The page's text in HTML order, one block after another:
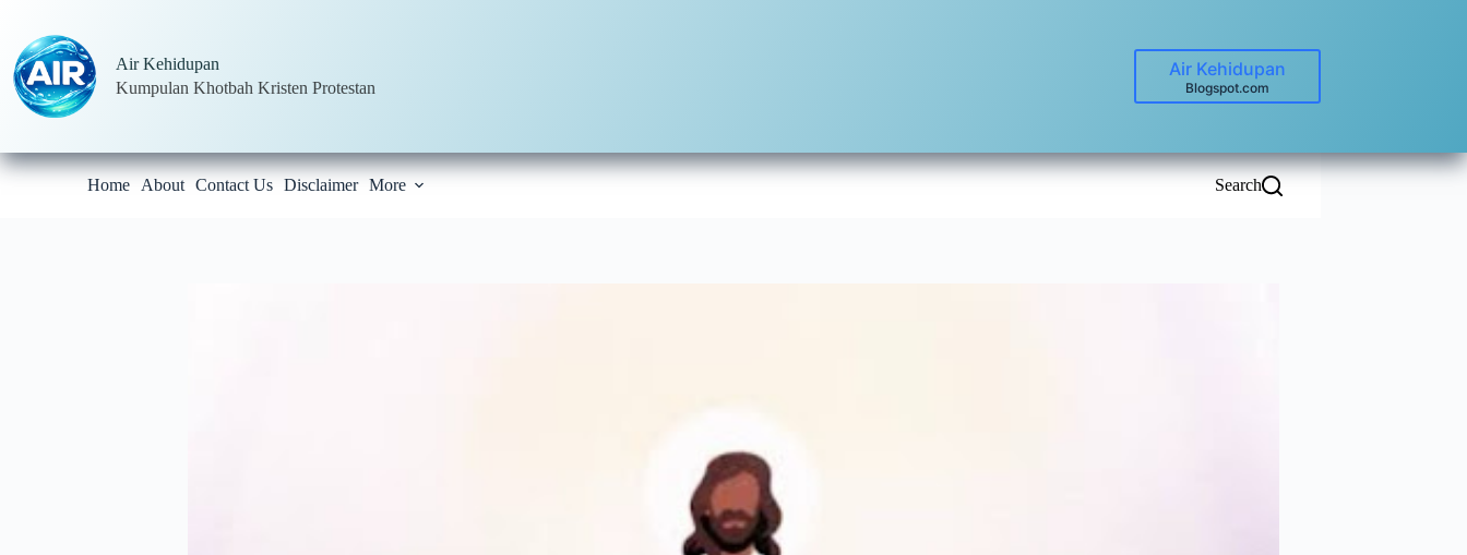
content
Air Kehidupan
Kumpulan Khotbah Kristen Protestan
Air Kehidupan
Blogspot.com
Home About Contact Us Disclaimer More Search